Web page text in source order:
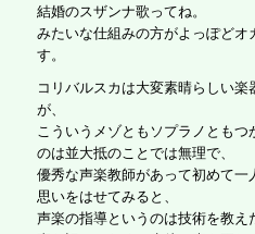
結婚のスザンナ歌ってね。
みたいな仕組みの方がよっぽどオ
す。
コリバルスカは大変素晴らしい
が、
こういうメゾともソプラノともつ
のは並大抵のことでは無理で、
優秀な声楽教師があって初めて一
思いをはせてみると、
声楽の指導というのは技術を教